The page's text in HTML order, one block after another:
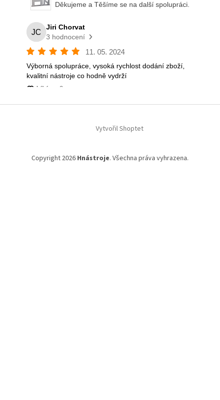
Vytvořil Shoptet
Copyright 2026 Hnástroje. Všechna práva vyhrazena.